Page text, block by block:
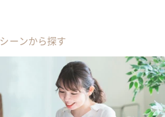
シーンから探す